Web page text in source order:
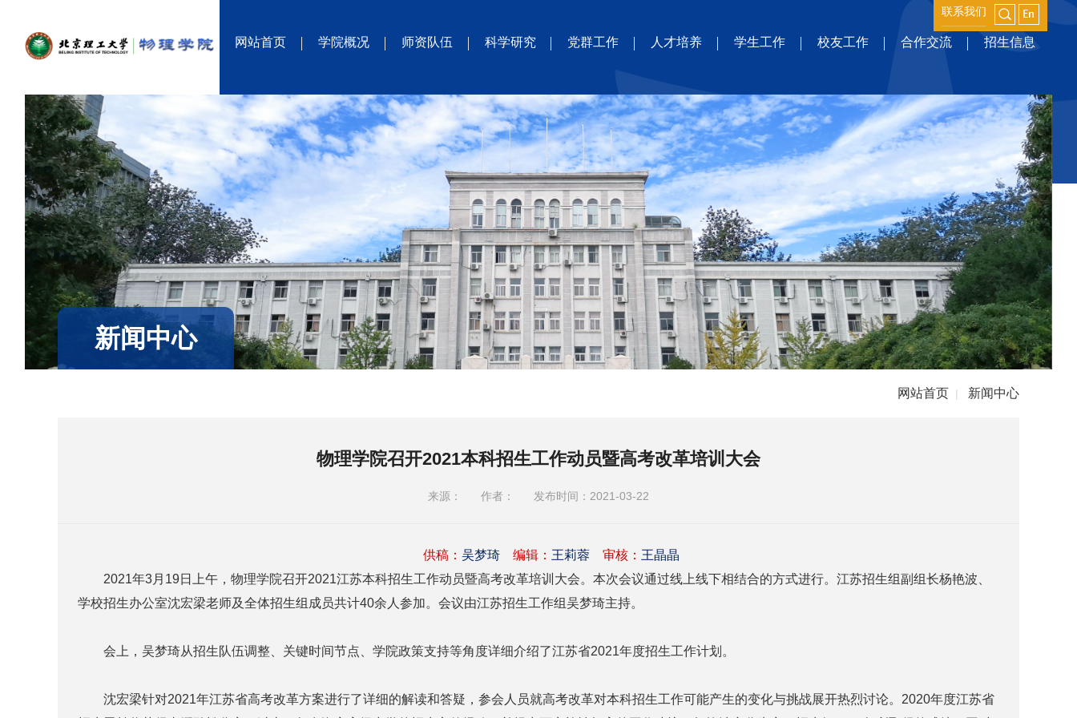
联系我们
网站首页 学院概况 师资队伍 科学研究 党群工作 人才培养 学生工作 校友工作 合作交流 招生信息
新闻中心
网站首页 | 新闻中心
物理学院召开2021本科招生工作动员暨高考改革培训大会
来源： 作者： 发布时间：2021-03-22
供稿： 吴梦琦 编辑： 王莉蓉 审核： 王晶晶
2021年3月19日上午，物理学院召开2021江苏本科招生工作动员暨高考改革培训大会。本次会议通过线上线下相结合的方式进行。江苏招生组副组长杨艳波、
学校招生办公室沈宏梁老师及全体招生组成员共计40余人参加。会议由江苏招生工作组吴梦琦主持。
会上，吴梦琦从招生队伍调整、关键时间节点、学院政策支持等角度详细介绍了江苏省2021年度招生工作计划。
沈宏梁针对2021年江苏省高考改革方案进行了详细的解读和答疑，参会人员就高考改革对本科招生工作可能产生的变化与挑战展开热烈讨论。2020年度江苏省